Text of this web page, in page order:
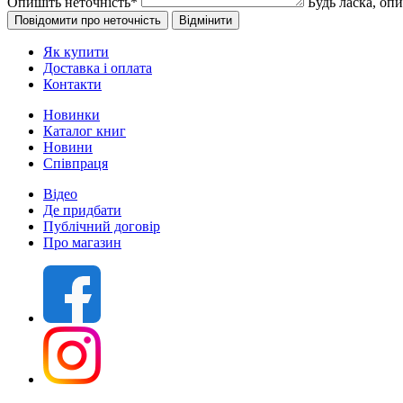
Як купити
Доставка і оплата
Контакти
Новинки
Каталог книг
Новини
Співпраця
Відео
Де придбати
Публічний договір
Про магазин